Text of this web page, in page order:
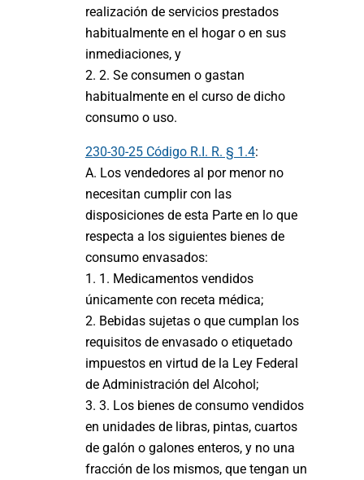
realización de servicios prestados
habitualmente en el hogar o en sus
inmediaciones, y
2. 2. Se consumen o gastan
habitualmente en el curso de dicho
consumo o uso.
230-30-25 Código R.I. R. § 1.4:
A. Los vendedores al por menor no
necesitan cumplir con las
disposiciones de esta Parte en lo que
respecta a los siguientes bienes de
consumo envasados:
1. 1. Medicamentos vendidos
únicamente con receta médica;
2. Bebidas sujetas o que cumplan los
requisitos de envasado o etiquetado
impuestos en virtud de la Ley Federal
de Administración del Alcohol;
3. 3. Los bienes de consumo vendidos
en unidades de libras, pintas, cuartos
de galón o galones enteros, y no una
fracción de los mismos, que tengan un